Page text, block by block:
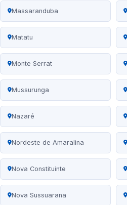
Massaranduba
Matatu
Monte Serrat
Mussurunga
Nazaré
Nordeste de Amaralina
Nova Constituinte
Nova Sussuarana